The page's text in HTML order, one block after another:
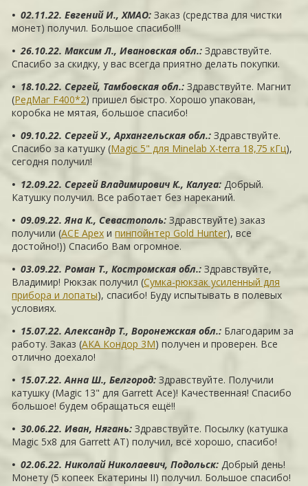
• 02.11.22. Евгений И., ХМАО:Заказ (средства для чистки
монет) получил. Большое спасибо!!!
• 26.10.22. Максим Л., Ивановская обл.:Здравствуйте.
Спасибо за скидку, у вас всегда приятно делать покупки.
• 18.10.22. Сергей, Тамбовская обл.:Здравствуйте. Магнит
(РедМаг F400*2) пришел быстро. Хорошо упакован,
коробка не мятая, большое спасибо!
• 09.10.22. Сергей У., Архангельская обл.:Здравствуйте.
Спасибо за катушку (Magic 5" для Minelab X-terra 18,75 кГц),
сегодня получил!
• 12.09.22. Сергей Владимирович К., Калуга:Добрый.
Катушку получил. Все работает без нареканий.
• 09.09.22. Яна К., Севастополь:Здравствуйте) заказ
получили (ACE Apex ипинпойнтер Gold Hunter), все
достойно!)) Спасибо Вам огромное.
• 03.09.22. Роман Т., Костромская обл.:Здравствуйте,
Владимир! Рюкзак получил (Сумка-рюкзак усиленный для
прибора и лопаты), спасибо! Буду испытывать в полевых
условиях.
• 15.07.22. Александр Т., Воронежская обл.: Благодарим за
работу. Заказ (АКА Кондор 3М) получен и проверен. Все
отлично доехало!
• 15.07.22. Анна Ш., Белгород:Здравствуйте. Получили
катушку (Magic 13" для Garrett Ace)! Качественная! Спасибо
большое! будем обращаться ещё!!
• 30.06.22. Иван, Нягань:Здравствуйте. Посылку (катушка
Magic 5х8 для Garrett AT) получил, всё хорошо, спасибо!
• 02.06.22. Николай Николаевич, Подольск:Добрый день!
Монету (5 копеек Екатерины II) получил. Большое спасибо!